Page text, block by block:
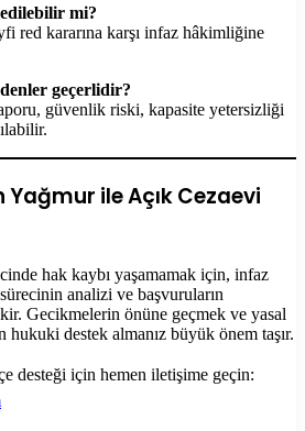
mi?
red kararına karşı infaz hâkimliğine
geçerlidir?
güvenlik riski, kapasite yetersizliği
ile Açık Cezaevi
hak kaybı yaşamamak için, infaz
analizi ve başvuruların
Gecikmelerin önüne geçmek ve yasal
destek almanız büyük önem taşır.
desteği için hemen iletişime geçin: